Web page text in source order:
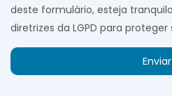
deste formulário, esteja
diretrizes da LGPD para
Enviar